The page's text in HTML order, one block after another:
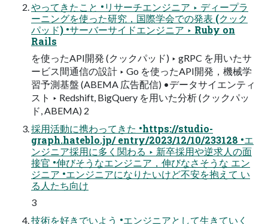
やってきたこと •リサーチエンジニア ‣ ディープラ
ーニングを使った研究，国際学会での発表 (クック
パッド) •サーバーサイドエンジニア ‣ Ruby on
Rails
を使ったAPI開発 (クックパッド) ‣ gRPC を用いたサ
ービス間通信の設計 ‣ Go を使ったAPI開発，機械学
習予測基盤 (ABEMA 広告配信) •データサイエンティ
スト ‣ Redshift, BigQuery を用いた分析 (クックパッ
ド, ABEMA) 2
採用活動に携わってきた •https://studio-
graph.hateblo.jp/ entry/2023/12/10/233128 •エ
ンジニア採用に多く関わる ‣ 新卒採用や逆求人の面
接官 •伸びそうなエンジニア，伸びなさそうな エン
ジニア •エンジニアになりたいけど不安を抱えて い
る人たち向け
3
技術を好きでいよう •エンジニアとして生きていく